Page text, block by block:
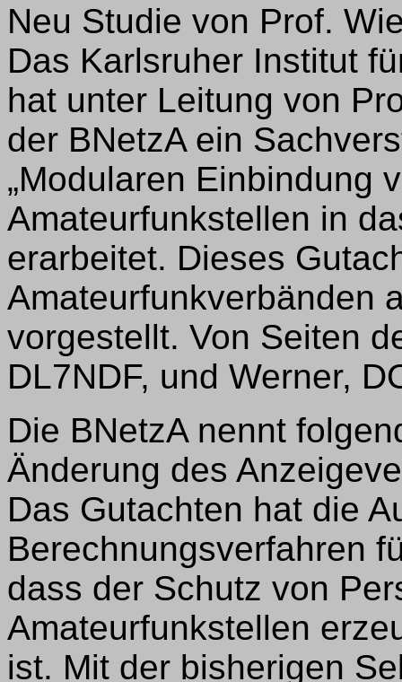
Neu Studie von Prof.
Das Karlsruher Institut
hat unter Leitung von
der BNetzA ein
„Modularen Einbindung
Amateurfunkstellen in
erarbeitet. Dieses
Amateurfunkverbänden
vorgestellt. Von Seiten
DL7NDF, und Werner,
Die BNetzA nennt
Änderung des
Das Gutachten hat die
Berechnungsverfahren
dass der Schutz von
Amateurfunkstellen
ist. Mit der bisherigen